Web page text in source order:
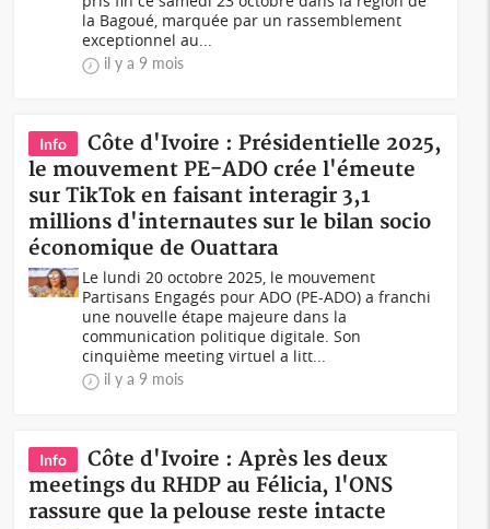
la Bagoué, marquée par un rassemblement
exceptionnel au...
il y a 9 mois
Info
Côte d'Ivoire : Présidentielle 2025,
le mouvement PE-ADO crée l'émeute
sur TikTok en faisant interagir 3,1
millions d'internautes sur le bilan socio
économique de Ouattara
Le lundi 20 octobre 2025, le mouvement
Partisans Engagés pour ADO (PE-ADO) a franchi
une nouvelle étape majeure dans la
communication politique digitale. Son
cinquième meeting virtuel a litt...
il y a 9 mois
Info
Côte d'Ivoire : Après les deux
meetings du RHDP au Félicia, l'ONS
rassure que la pelouse reste intacte